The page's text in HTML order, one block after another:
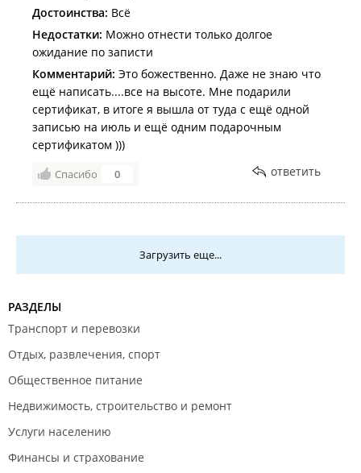
Достоинства: Всё
Недостатки: Можно отнести только долгое
ожидание по записти
Комментарий: Это божественно. Даже не знаю что
ещё написать....все на высоте. Мне подарили
сертификат, в итоге я вышла от туда с ещё одной
записью на июль и ещё одним подарочным
сертификатом )))
Спасибо 0 ответить
Загрузить еще...
РАЗДЕЛЫ
Транспорт и перевозки
Отдых, развлечения, спорт
Общественное питание
Недвижимость, строительство и ремонт
Услуги населению
Финансы и страхование